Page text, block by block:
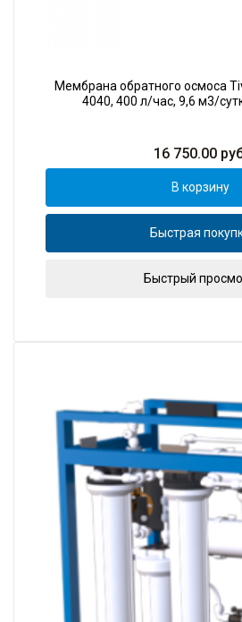
Мембрана обратного осмоса
4040, 400 л/час, 9,6 м3/
16 750.00
В корзину
Быстрая
Быстрый